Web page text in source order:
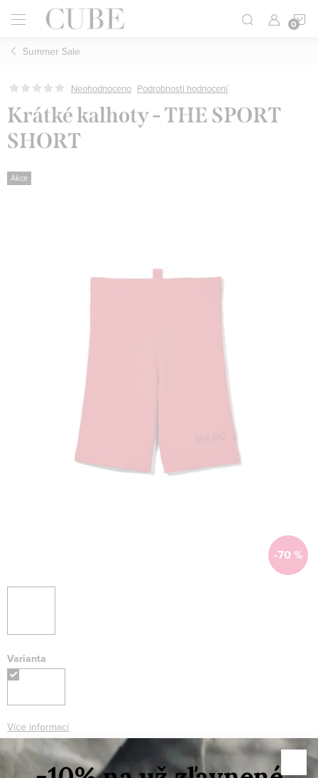
Summer Sale
Neohodnoceno Podrobnosti hodnocení
Krátké kalhoty - THE SPORT
SHORT
Akce
-70 %
Varianta
Více informací
Skladem